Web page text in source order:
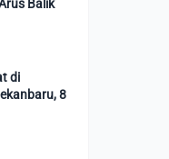
Balik
di
8